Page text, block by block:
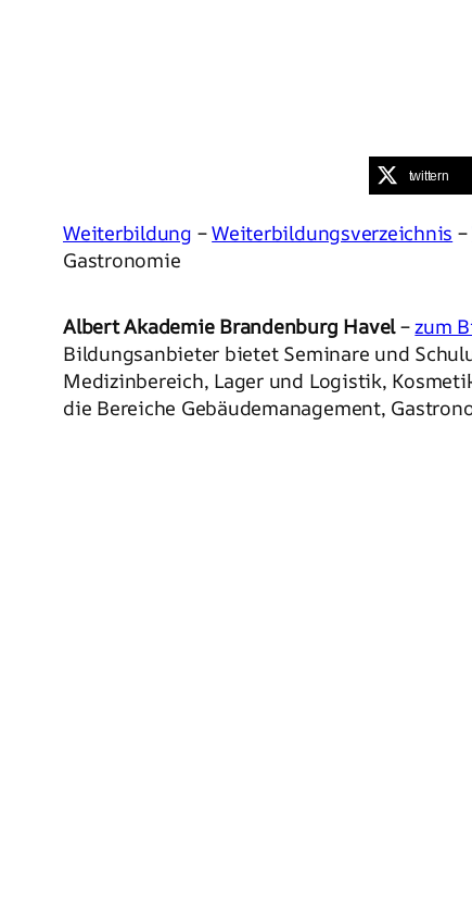
twittern
Weiterbildung –Weiterbildungsverzeichnis –
Gastronomie
Albert Akademie Brandenburg Havel–zum
Bildungsanbieter bietet Seminare und
Medizinbereich, Lager und Logistik,
die Bereiche Gebäudemanagement,